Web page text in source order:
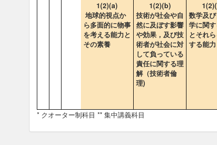
1(2)(a)
地球的視点か
ら多面的に物事
を考える能力と
その素養
1(2)(b)
技術が社会や自
然に及ぼす影響
や効果，及び技
術者が社会に対
して負っている
責任に関する理
解（技術者倫
理)
数学及
学に関
とそれ
する能力
* クオーター制科目 ** 集中講義科目